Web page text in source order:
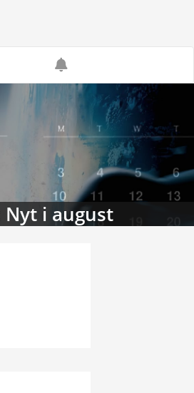
i august